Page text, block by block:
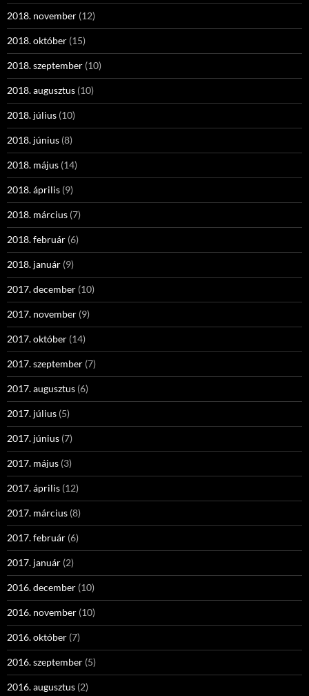
2018. november (12)
2018. október (15)
2018. szeptember (10)
2018. augusztus (10)
2018. július (10)
2018. június (8)
2018. május (14)
2018. április (9)
2018. március (7)
2018. február (6)
2018. január (9)
2017. december (10)
2017. november (9)
2017. október (14)
2017. szeptember (7)
2017. augusztus (6)
2017. július (5)
2017. június (7)
2017. május (3)
2017. április (12)
2017. március (8)
2017. február (6)
2017. január (2)
2016. december (10)
2016. november (10)
2016. október (7)
2016. szeptember (5)
2016. augusztus (2)